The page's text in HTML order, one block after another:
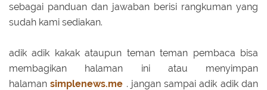
sebagai panduan dan jawaban berisi rangkuman yang
sudah kami sediakan.
adik adik kakak ataupun teman teman pembaca bisa
membagikan halaman ini atau menyimpan
halamansimplenews.me . jangan sampai adik adik dan